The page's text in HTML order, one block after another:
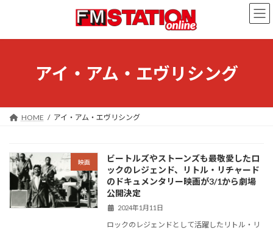
ン
ー
アイ・アム・エヴリシング
HOME アイ・アム・エヴリシング
映画
ビートルズやストーンズも最敬愛したロ
ックのレジェンド、リトル・リチャード
のドキュメンタリー映画が3/1から劇場
公開決定
2024年1月11日
ロックのレジェンドとして活躍したリトル・リ